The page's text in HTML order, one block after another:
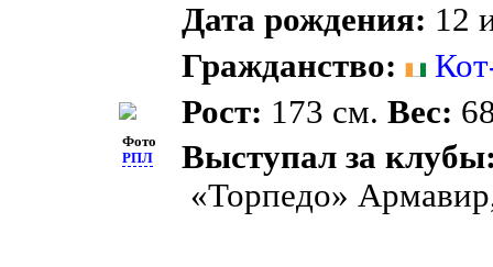
Фото
РПЛ
Дата рождения: 12
Гражданство:
Рост: 173 см.Вес:
Выступал за
«Торпедо»